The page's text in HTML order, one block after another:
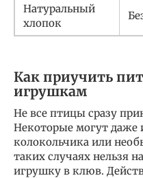
Натуральный
хлопок
Как приучить
игрушкам
Не все птицы сразу
Некоторые могут даже
колокольчика или
таких случаях нельзя
игрушку в клюв.